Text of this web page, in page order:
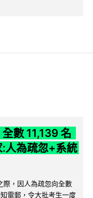
數 11,139 名
人為疏忽+系統
際，因人為疏忽向全數
電郵，令大批考生一度